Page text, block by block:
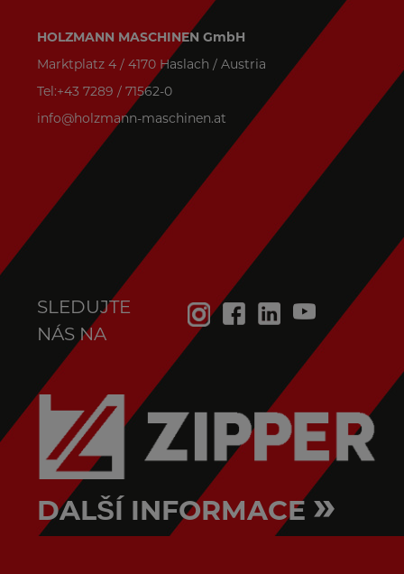
HOLZMANN MASCHINEN GmbH
Marktplatz 4 / 4170 Haslach / Austria
Tel:+43 7289 / 71562-0
info@holzmann-maschinen.at
SLEDUJTE
NÁS NA
DALŠÍ INFORMACE »